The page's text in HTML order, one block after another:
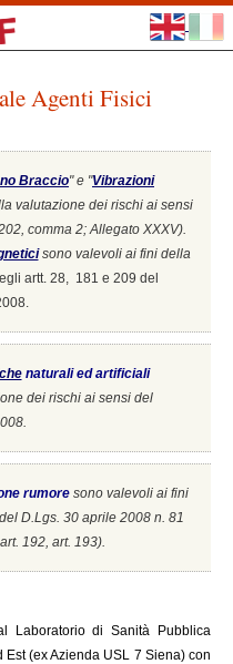
Agenti Fisici
Braccio" e "Vibrazioni
valutazione dei rischi ai sensi
comma 2; Allegato XXXV).
sono valevoli ai fini della
artt. 28, 181 e 209 del
naturali ed artificiali
dei rischi ai sensi del
rumore sono valevoli ai fini
D.Lgs. 30 aprile 2008 n. 81
192, art. 193).
Laboratorio di Sanità Pubblica
(ex Azienda USL 7 Siena) con